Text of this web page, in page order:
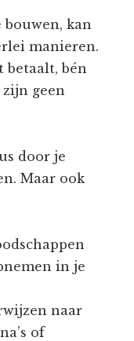
kan
manieren.
betaalt, bén
geen
door je
Maar ook
in je
naar
of